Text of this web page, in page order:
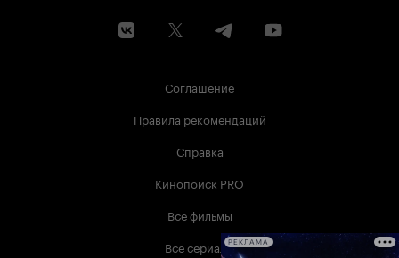
Соглашение
Правила рекомендаций
Справка
Кинопоиск PRO
Все фильмы
Все сериалыРЕКЛАМА